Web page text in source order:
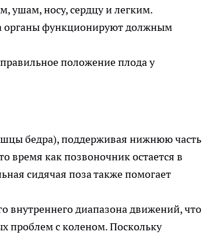
ушам, носу, сердцу и легким.
органы функционируют должным
положение плода у
бедра), поддерживая нижнюю часть
время как позвоночник остается в
сидячая поза также помогает
внутреннего диапазона движений, что
проблем с коленом. Поскольку